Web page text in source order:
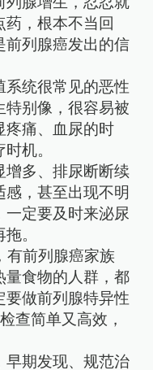
，根本不当回
前列腺癌发出的信
系统很常见的恶性
特别像，很容易被
疼痛、血尿的时
机。
增多、排尿断断续
，甚至出现不明
一定要及时来泌尿
。
有前列腺癌家族
量食物的人群，都
要做前列腺特异性
查简单又高效，
早期发现、规范治